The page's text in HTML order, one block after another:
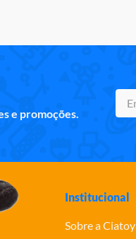
e promoções.
Institucional
Sobre a Ciatoy